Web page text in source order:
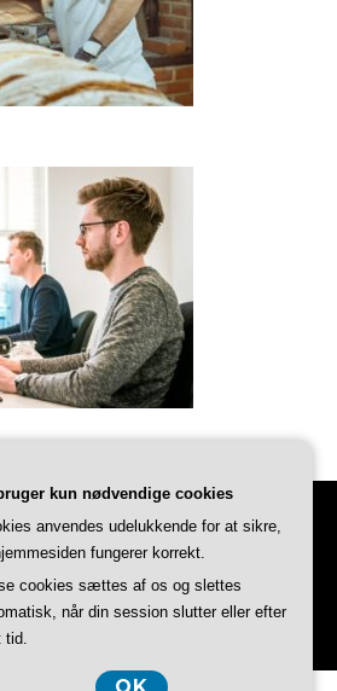
. All Rights Reserved.
Blossom Themes. Powered by
.Privatlivspolitik
kun nødvendige cookies
anvendes udelukkende for at sikre,
fungerer korrekt.
cookies sættes af os og slettes
når din session slutter eller efter
tid.